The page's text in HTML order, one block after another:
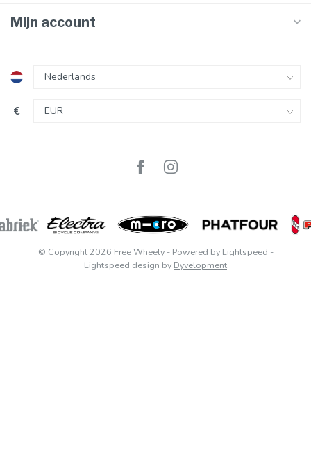
Mijn account
€
© Copyright 2026 Free Wheely- Powered by Lightspeed -
Lightspeed design by Dyvelopment